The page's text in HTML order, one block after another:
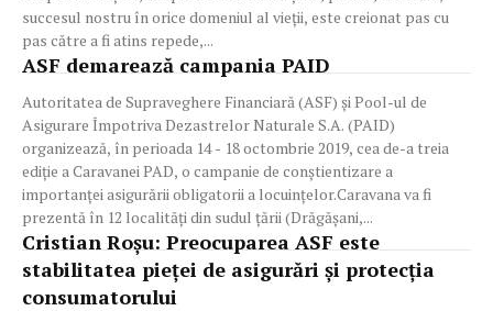
succesul nostru în orice domeniul al vieții, este creionat pas cu
pas către a fi atins repede,...
ASF demarează campania PAID
Autoritatea de Supraveghere Financiară (ASF) și Pool-ul de
Asigurare Împotriva Dezastrelor Naturale S.A. (PAID)
organizează, în perioada 14 - 18 octombrie 2019, cea de-a treia
ediție a Caravanei PAD, o campanie de conștientizare a
importanței asigurării obligatorii a locuințelor.Caravana va fi
prezentă în 12 localități din sudul țării (Drăgășani,...
Cristian Roșu: Preocuparea ASF este
stabilitatea pieței de asigurări și protecția
consumatorului